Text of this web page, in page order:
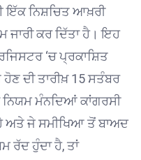
ਇੱਕ ਨਿਸ਼ਚਿਤ ਆਖ਼ਰੀ
ਜਾਰੀ ਕਰ ਦਿੱਤਾ ਹੈ। ਇਹ
‘ਚ ਪ੍ਰਕਾਸ਼ਿਤ
ਦੀ ਤਾਰੀਖ਼ 15 ਸਤੰਬਰ
ਨਿਯਮ ਮੰਨਦਿਆਂ ਕਾਂਗਰਸੀ
ਅਤੇ ਜੇ ਸਮੀਖਿਆ ਤੋਂ ਬਾਅਦ
ਰੱਦ ਹੁੰਦਾ ਹੈ, ਤਾਂ